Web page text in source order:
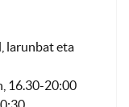
larunbat eta
16.30-20:00